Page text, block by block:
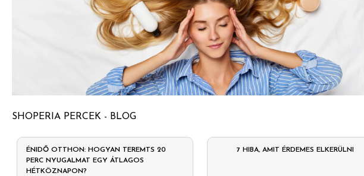
SHOPERIA PERCEK - BLOG
ÉNIDŐ OTTHON: HOGYAN TEREMTS 20
PERC NYUGALMAT EGY ÁTLAGOS
HÉTKÖZNAPON?
7 HIBA, AMIT ÉRDEMES ELKERÜLNI